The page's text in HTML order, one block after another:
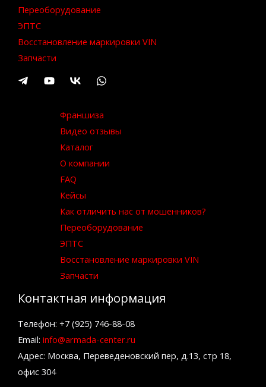
Переоборудование
ЭПТС
Восстановление маркировки VIN
Запчасти
Франшиза
Видео отзывы
Каталог
О компании
FAQ
Кейсы
Как отличить нас от мошенников?
Переоборудование
ЭПТС
Восстановление маркировки VIN
Запчасти
Контактная информация
Телефон: +7 (925) 746-88-08
Email: info@armada-center.ru
Адрес: Москва, Переведеновский пер, д.13, стр 18,
офис 304